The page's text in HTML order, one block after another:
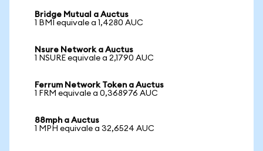
Bridge Mutual a Auctus
1 BMI equivale a 1,4280 AUC
Nsure Network a Auctus
1 NSURE equivale a 2,1790 AUC
Ferrum Network Token a Auctus
1 FRM equivale a 0,368976 AUC
88mph a Auctus
1 MPH equivale a 32,6524 AUC